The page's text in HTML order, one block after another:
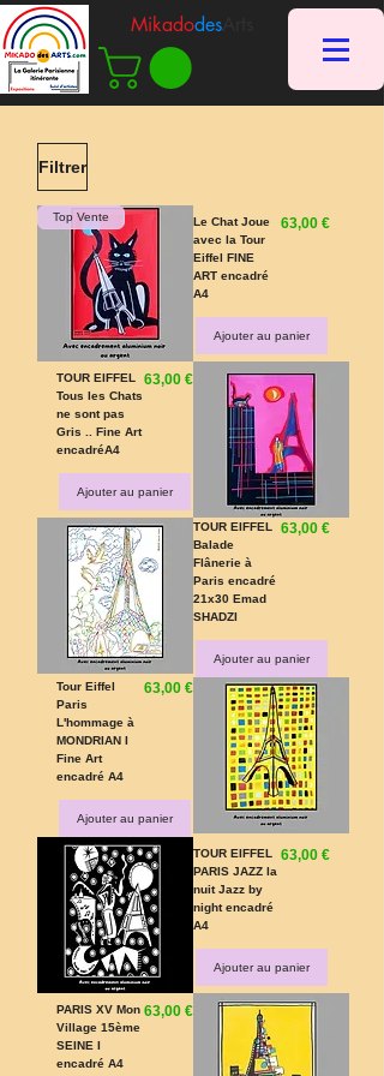
Mikadodes
Filtrer
Top Vente
Le Chat Joue
avec la Tour
Eiffel FINE
ART encadré
A4
Prix
63,00 €
Ajouter au panier
TOUR EIFFEL
Tous les Chats
ne sont pas
Gris .. Fine Art
encadréA4
Prix
63,00 €
Ajouter au panier
TOUR EIFFEL
Balade
Flânerie à
Paris encadré
21x30 Emad
SHADZI
Prix
63,00 €
Ajouter au panier
Tour Eiffel
Paris
L'hommage à
MONDRIAN I
Fine Art
encadré A4
Prix
63,00 €
Ajouter au panier
TOUR EIFFEL
PARIS JAZZ la
nuit Jazz by
night encadré
A4
Prix
63,00 €
Ajouter au panier
PARIS XV Mon
Village 15ème
SEINE I
encadré A4
Prix
63,00 €